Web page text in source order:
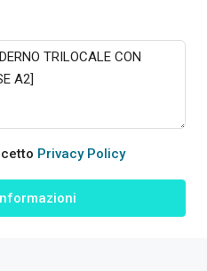
Privacy Policy